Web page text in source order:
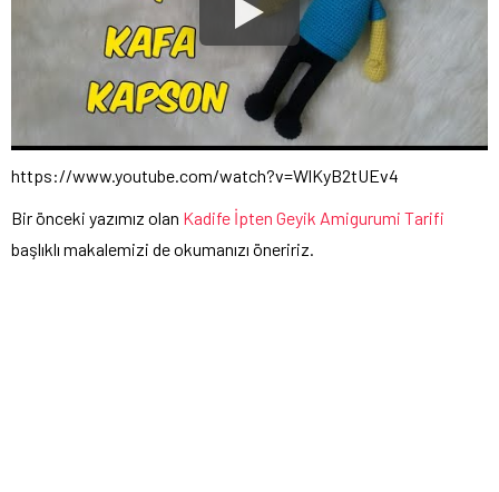
https://www.youtube.com/watch?v=WlKyB2tUEv4
Bir önceki yazımız olan Kadife İpten Geyik Amigurumi Tarifi
başlıklı makalemizi de okumanızı öneririz.